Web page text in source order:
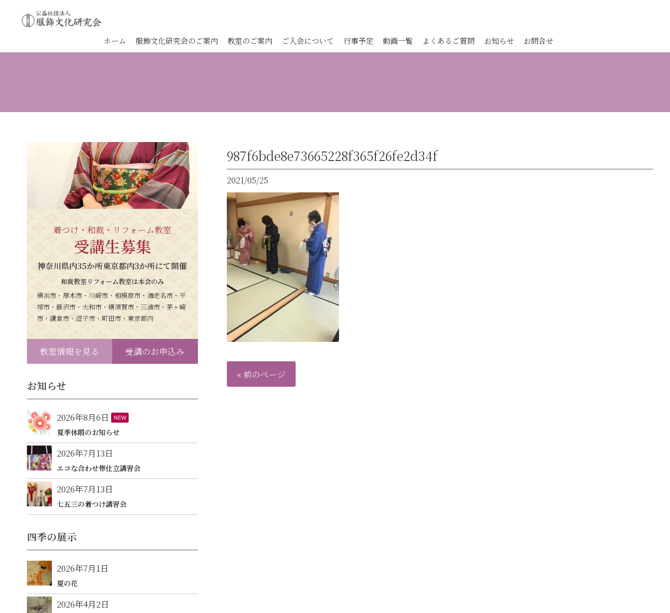
ホーム 服飾文化研究会のご案内 教室のご案内 ご入会について 行事予定 動画一覧 よくあるご質問 お知らせ お問合せ
987f6bde8e73665228f365f26fe2d34f
2021/05/25
« 前のページ
着つけ・和裁・リフォーム教室
受講生募集
神奈川県内35か所東京都内3か所にて開催
和裁教室リフォーム教室は本会のみ
横浜市・厚木市・川崎市・相模原市・海老名市・平
塚市・藤沢市・大和市・横須賀市・三浦市・茅ヶ崎
市・鎌倉市・逗子市・町田市・東京都内
教室情報を見る 受講のお申込み
お知らせ
2026年8月6日 NEW
夏季休暇のお知らせ
2026年7月13日
エコな合わせ帯仕立講習会
2026年7月13日
七五三の着つけ講習会
四季の展示
2026年7月1日
夏の花
2026年4月2日